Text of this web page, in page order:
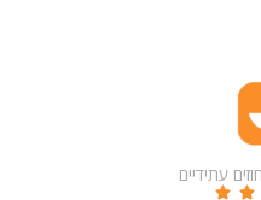
עתידיים